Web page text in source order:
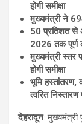
होगी समीक्षा
मुख्यमंत्री ने
50 प्रतिशत से
2026 तक पूर्ण
मुख्यमंत्री स्तर
होगी समीक्षा
भूमि
त्वरित निस्तारण
देहरादून: मुख्यमंत्री